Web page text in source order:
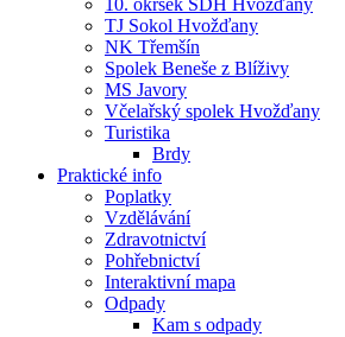
10. okrsek SDH Hvožďany
TJ Sokol Hvožďany
NK Třemšín
Spolek Beneše z Blíživy
MS Javory
Včelařský spolek Hvožďany
Turistika
Brdy
Praktické info
Poplatky
Vzdělávání
Zdravotnictví
Pohřebnictví
Interaktivní mapa
Odpady
Kam s odpady